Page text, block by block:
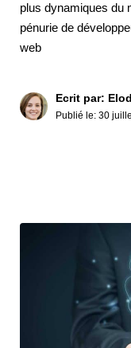
plus dynamiques du
pénurie de
web
Ecrit par:
Publié le: 30